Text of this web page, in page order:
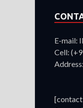
E-mail:
Cell: